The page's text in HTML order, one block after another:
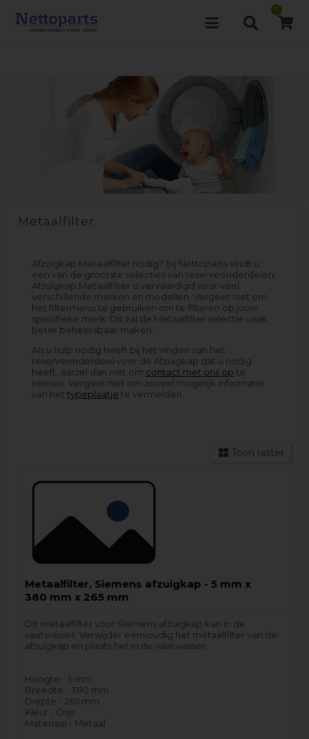
0
Metaalfilter
Afzuigkap Metaalfilter nodig? Bij Nettoparts vindt u
een van de grootste selecties van reserveonderdelen;
Afzuigkap Metaalfilter is vervaardigd voor veel
verschillende merken en modellen. Vergeet niet om
het filtermenu te gebruiken om te filteren op jouw
specifieke merk. Dit zal de Metaalfilter selectie vaak
beter beheersbaar maken.
Als u hulp nodig heeft bij het vinden van het
reserveonderdeel voor de Afzuigkap dat u nodig
heeft, aarzel dan niet om contact met ons op te
nemen. Vergeet niet om zoveel mogelijk informatie
van hettypeplaatje te vermelden.
Toon raster
Metaalfilter, Siemens afzuigkap - 5 mm x
380 mm x 265 mm
Dit metaalfilter voor Siemens afzuigkap kan in de
vaatwasser. Verwijder eenvoudig het metaalfilter van de
afzuigkap en plaats het in de vaatwasser.
Hoogte - 5 mm
Breedte - 380 mm
Diepte - 265 mm
Kleur - Grijs
Materiaal - Metaal